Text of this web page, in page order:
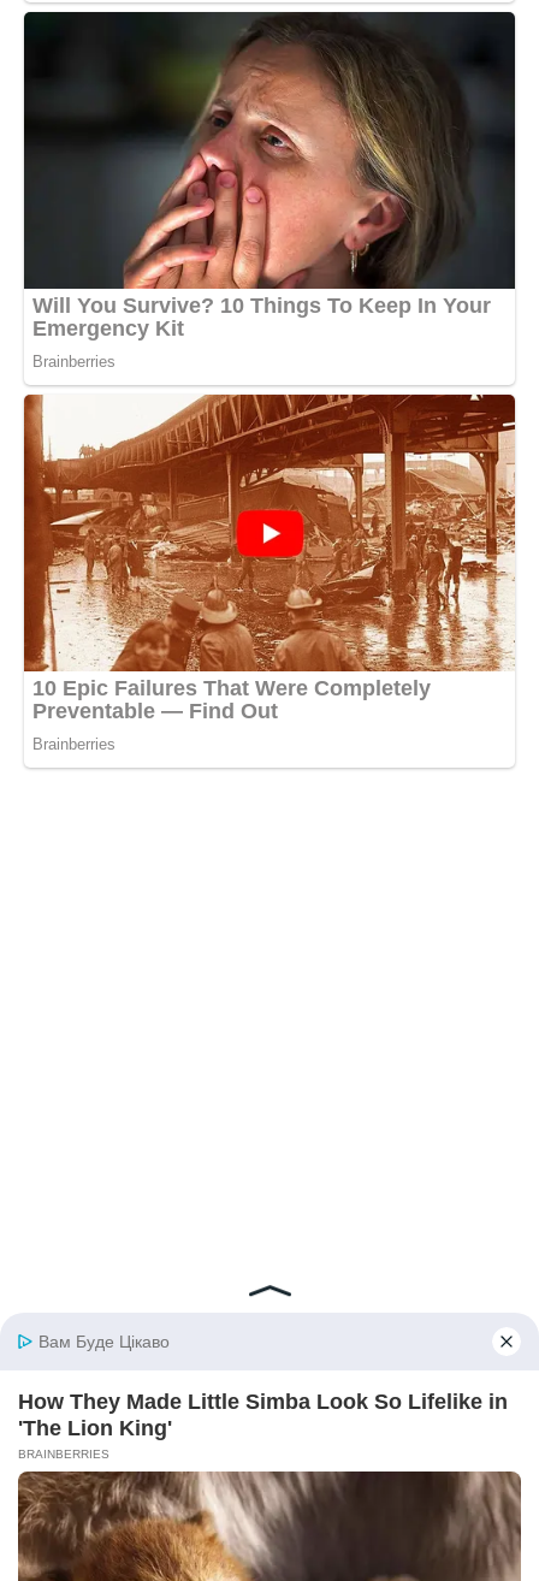
© 2026 iBilingua
Політика конфіденційності та умови користування
сайтом (Privacy Policy)